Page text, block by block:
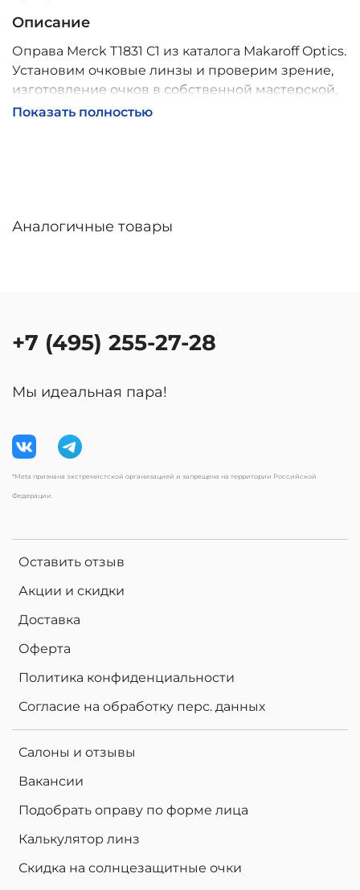
Описание
Оправа Merck T1831 C1 из каталога Makaroff Optics.
Установим очковые линзы и проверим зрение,
изготовление очков в собственной мастерской,
обычно 2–5 дней, индивидуальные линзы – до 30
Показать полностью
Аналогичные товары
Оставить отзыв
Акции и скидки
Доставка
Оферта
Политика конфиденциальности
Согласие на обработку перс. данных
Салоны и отзывы
Вакансии
Подобрать оправу по форме лица
Калькулятор линз
Скидка на солнцезащитные очки
+7 (495) 255-27-28
Мы идеальная пара!
*Meta признана экстремистской организацией и запрещена на территории Российской
Федерации.